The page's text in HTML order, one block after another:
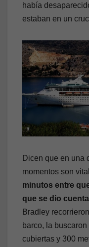
había
estaban en un
Dicen que en una
momentos son
minutos entre
que se dio
Bradley
barco, la
cubiertas y 300